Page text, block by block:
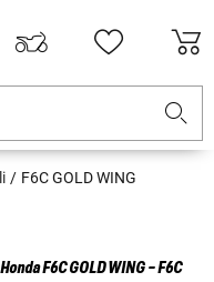
F6C GOLD WING
HondaF6C GOLD WING - F6C